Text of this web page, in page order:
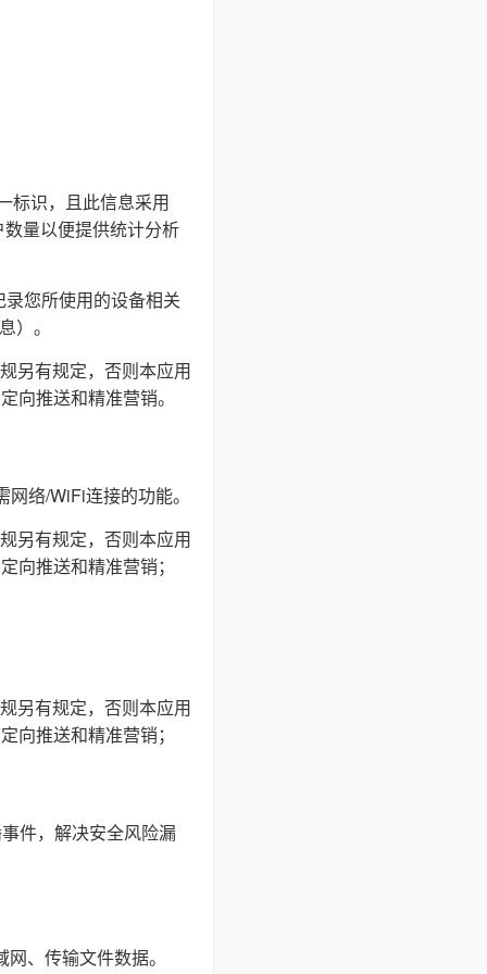
标识，且此信息采用
量以便提供统计分析
您所使用的设备相关
）。
另有规定，否则本应用
向推送和精准营销。
络/WiFi连接的功能。
另有规定，否则本应用
向推送和精准营销；
另有规定，否则本应用
向推送和精准营销；
件，解决安全风险漏
、传输文件数据。